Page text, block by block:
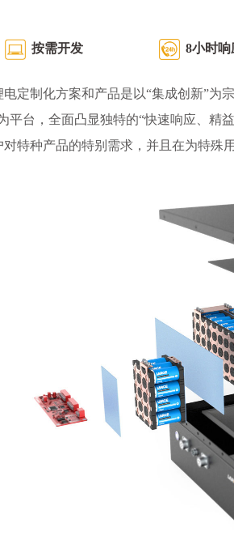
按需开发 8小时响
电定制化方案和产品是以“集成创新”为
平台，全面凸显独特的“快速响应、精
对特种产品的特别需求，并且在为特殊